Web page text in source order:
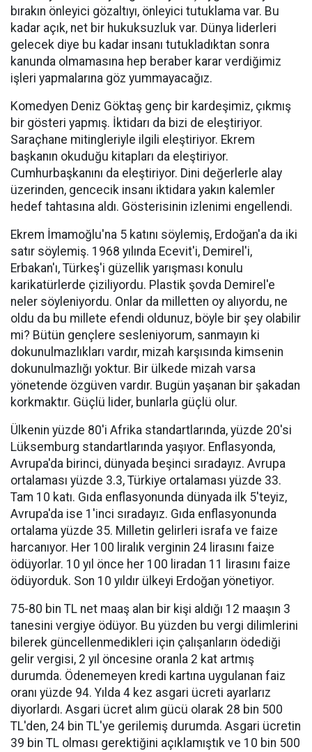
bırakın önleyici gözaltıyı, önleyici tutuklama var. Bu
kadar açık, net bir hukuksuzluk var. Dünya liderleri
gelecek diye bu kadar insanı tutukladıktan sonra
kanunda olmamasına hep beraber karar verdiğimiz
işleri yapmalarına göz yummayacağız.
Komedyen Deniz Göktaş genç bir kardeşimiz, çıkmış
bir gösteri yapmış. İktidarı da bizi de eleştiriyor.
Saraçhane mitingleriyle ilgili eleştiriyor. Ekrem
başkanın okuduğu kitapları da eleştiriyor.
Cumhurbaşkanını da eleştiriyor. Dini değerlerle alay
üzerinden, gencecik insanı iktidara yakın kalemler
hedef tahtasına aldı. Gösterisinin izlenimi engellendi.
Ekrem İmamoğlu'na 5 katını söylemiş, Erdoğan'a da iki
satır söylemiş. 1968 yılında Ecevit'i, Demirel'i,
Erbakan'ı, Türkeş'i güzellik yarışması konulu
karikatürlerde çiziliyordu. Plastik şovda Demirel'e
neler söyleniyordu. Onlar da milletten oy alıyordu, ne
oldu da bu millete efendi oldunuz, böyle bir şey olabilir
mi? Bütün gençlere sesleniyorum, sanmayın ki
dokunulmazlıkları vardır, mizah karşısında kimsenin
dokunulmazlığı yoktur. Bir ülkede mizah varsa
yönetende özgüven vardır. Bugün yaşanan bir şakadan
korkmaktır. Güçlü lider, bunlarla güçlü olur.
Ülkenin yüzde 80'i Afrika standartlarında, yüzde 20'si
Lüksemburg standartlarında yaşıyor. Enflasyonda,
Avrupa'da birinci, dünyada beşinci sıradayız. Avrupa
ortalaması yüzde 3.3, Türkiye ortalaması yüzde 33.
Tam 10 katı. Gıda enflasyonunda dünyada ilk 5'teyiz,
Avrupa'da ise 1'inci sıradayız. Gıda enflasyonunda
ortalama yüzde 35. Milletin gelirleri israfa ve faize
harcanıyor. Her 100 liralık verginin 24 lirasını faize
ödüyorlar. 10 yıl önce her 100 liradan 11 lirasını faize
ödüyorduk. Son 10 yıldır ülkeyi Erdoğan yönetiyor.
75-80 bin TL net maaş alan bir kişi aldığı 12 maaşın 3
tanesini vergiye ödüyor. Bu yüzden bu vergi dilimlerini
bilerek güncellenmedikleri için çalışanların ödediği
gelir vergisi, 2 yıl öncesine oranla 2 kat artmış
durumda. Ödenemeyen kredi kartına uygulanan faiz
oranı yüzde 94. Yılda 4 kez asgari ücreti ayarlarız
diyorlardı. Asgari ücret alım gücü olarak 28 bin 500
TL'den, 24 bin TL'ye gerilemiş durumda. Asgari ücretin
39 bin TL olması gerektiğini açıklamıştık ve 10 bin 500